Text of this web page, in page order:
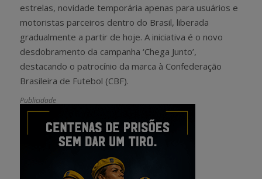
estrelas, novidade temporária apenas para usuários e
motoristas parceiros dentro do Brasil, liberada
gradualmente a partir de hoje. A iniciativa é o novo
desdobramento da campanha ‘Chega Junto’,
destacando o patrocínio da marca à Confederação
Brasileira de Futebol (CBF).
Publicidade